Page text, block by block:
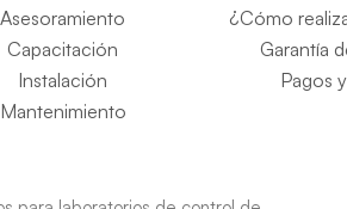
Asesoramiento
Capacitación
Instalación
Mantenimiento
¿Cómo
Garantía
Pagos